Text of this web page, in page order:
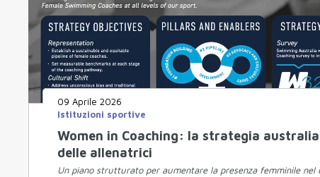
09 Aprile 2026
Istituzioni sportive
Women in Coaching: la strategia
delle allenatrici
Un piano strutturato per aumentare la presenza femminile nel